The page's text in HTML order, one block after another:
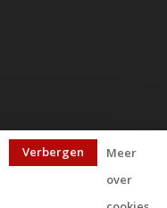
Verbergen
Meer
over